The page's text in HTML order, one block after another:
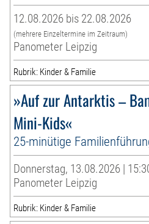
12.08.2026 bis 22.08.2026
(mehrere Einzeltermine im Zeitraum)
Panometer Leipzig
Rubrik: Kinder & Familie
»Auf zur Antarktis –
Mini-Kids«
25-minütige
Donnerstag, 13.08.2026 |
Panometer Leipzig
Rubrik: Kinder & Familie